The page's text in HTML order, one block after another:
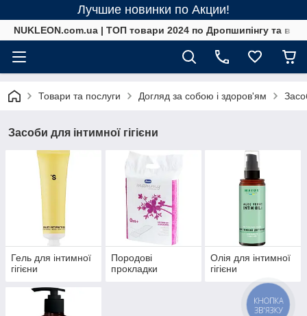
Лучшие новинки по Акции!
NUKLEON.com.ua | ТОП товари 2024 по Дропшипінгу та в
Товари та послуги Догляд за собою і здоров'ям
Засоби для інтимної гігієни
Гель для інтимної
гігієни
Породові
прокладки
Олія для інтимної
гігієни
КНОПКА
ЗВ'ЯЗКУ